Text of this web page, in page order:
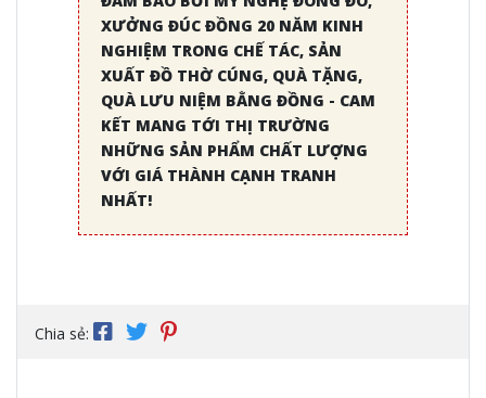
XƯỞNG ĐÚC ĐỒNG 20 NĂM KINH
NGHIỆM TRONG CHẾ TÁC, SẢN
XUẤT ĐỒ THỜ CÚNG, QUÀ TẶNG,
QUÀ LƯU NIỆM BẰNG ĐỒNG - CAM
KẾT MANG TỚI THỊ TRƯỜNG
NHỮNG SẢN PHẨM CHẤT LƯỢNG
VỚI GIÁ THÀNH CẠNH TRANH
NHẤT!
Chia sẻ: